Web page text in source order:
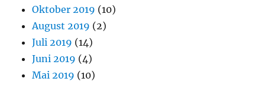
Oktober 2019 (10)
August 2019 (2)
Juli 2019 (14)
Juni 2019 (4)
Mai 2019 (10)